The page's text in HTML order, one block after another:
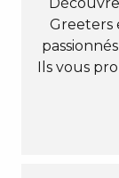
Greeters
Ils vous